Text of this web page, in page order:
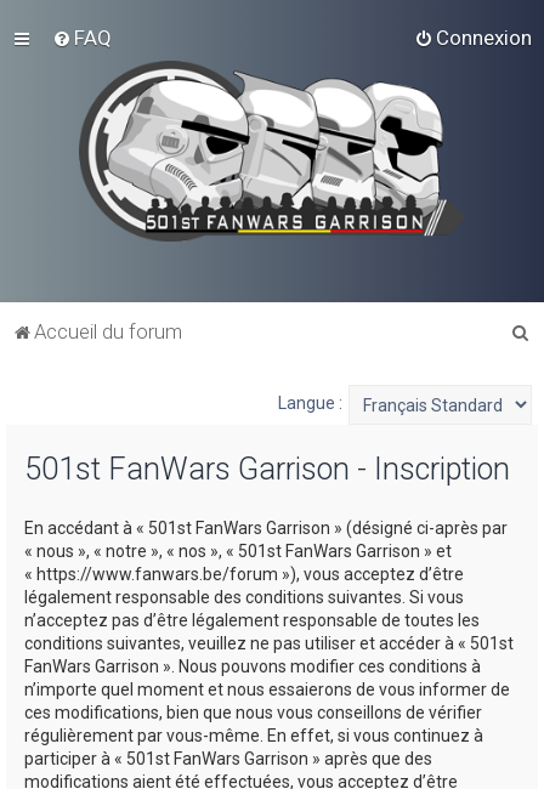
FAQ Connexion
Accueil du forum
Langue :
501st FanWars Garrison - Inscription
En accédant à « 501st FanWars Garrison » (désigné ci-après par
« nous », « notre », « nos », « 501st FanWars Garrison » et
« https://www.fanwars.be/forum »), vous acceptez d’être
légalement responsable des conditions suivantes. Si vous
n’acceptez pas d’être légalement responsable de toutes les
conditions suivantes, veuillez ne pas utiliser et accéder à « 501st
FanWars Garrison ». Nous pouvons modifier ces conditions à
n’importe quel moment et nous essaierons de vous informer de
ces modifications, bien que nous vous conseillons de vérifier
régulièrement par vous-même. En effet, si vous continuez à
participer à « 501st FanWars Garrison » après que des
modifications aient été effectuées, vous acceptez d’être